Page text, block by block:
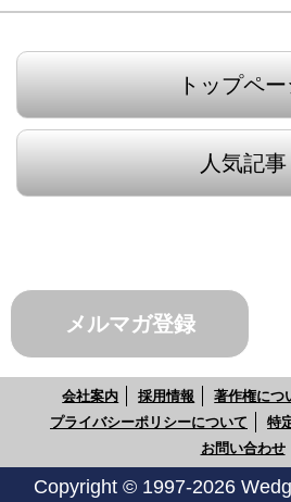
トップペ
人気記事
メルマガ登録
会社案内 採用情報 著作権につ
プライバシーポリシーについて
特
お問い合わせ
Copyright © 1997-2026